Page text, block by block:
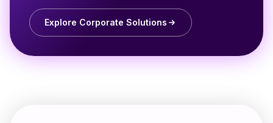
Explore Corporate Solutions